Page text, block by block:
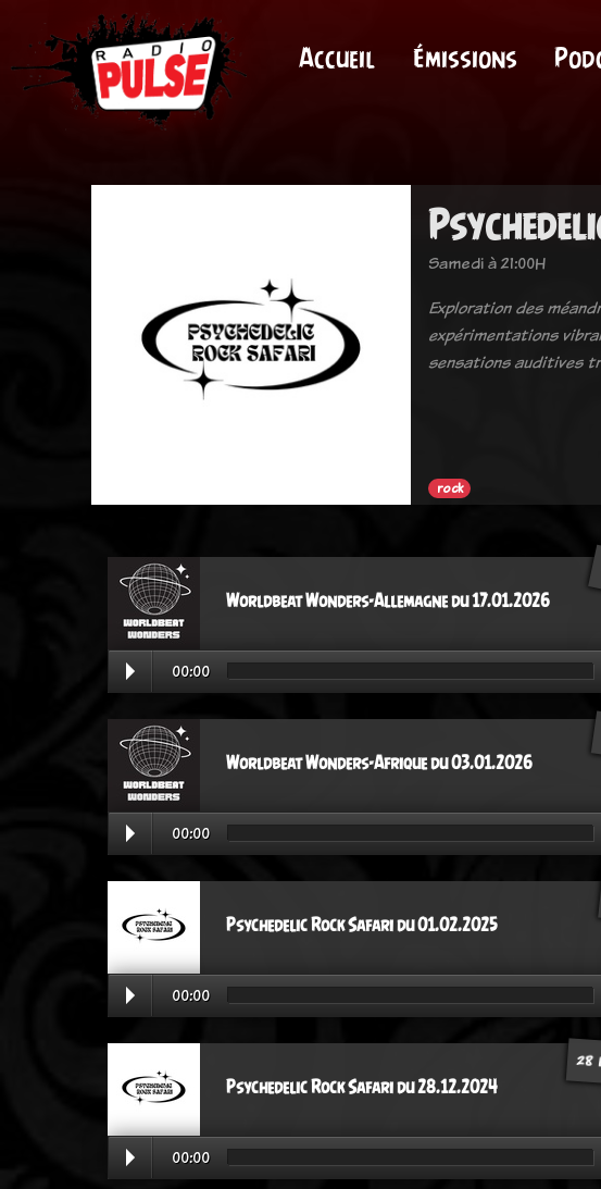
Accueil Émissions
Samedi à 21:00H
Exploration des
expérimentations
sensations auditives
rock
Worldbeat Wonders-Allemagne du 17.01.2026
00:00
Worldbeat Wonders-Afrique du 03.01.2026
00:00
Psychedelic Rock Safari du 01.02.2025
00:00
28
Psychedelic Rock Safari du 28.12.2024
00:00